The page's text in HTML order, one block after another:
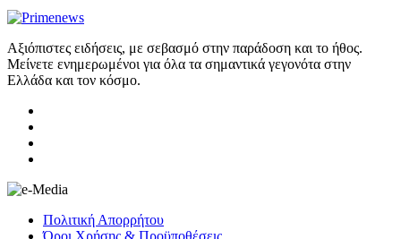
Αξιόπιστες ειδήσεις, με σεβασμό στην παράδοση και το ήθος.
Μείνετε ενημερωμένοι για όλα τα σημαντικά γεγονότα στην
Ελλάδα και τον κόσμο.
Πολιτική Απορρήτου
Όροι Χρήσης & Προϋποθέσεις